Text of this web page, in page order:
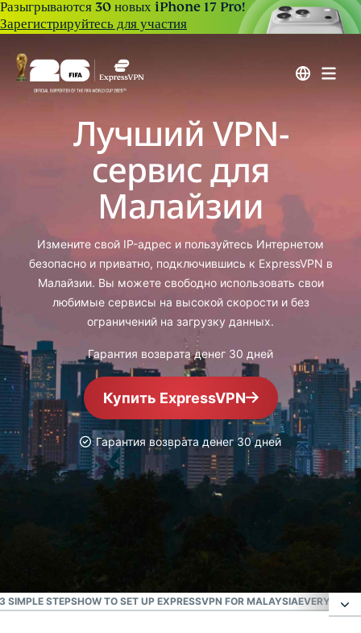
Разыгрываются 30 новых iPhone 17 Pro!
Зарегистрируйтесь для участия
Лучший VPN-
сервис для
Малайзии
Измените свой IP-адрес и пользуйтесь Интернетом
безопасно и приватно, подключившись к ExpressVPN в
Малайзии. Вы можете свободно использовать свои
любимые сервисы на высокой скорости и без
ограничений на загрузку данных.
Гарантия возврата денег 30 дней
Купить ExpressVPN
Гарантия возврата денег 30 дней
SIMPLE STEPSHOW TO SET UP EXPRESSVPN FOR MALAYSIAEVERYDAY